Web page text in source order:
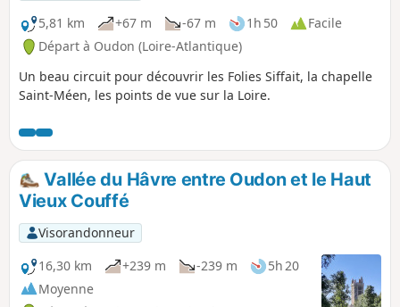
5,81 km
+67 m -67 m 1h 50
Facile
Départ à Oudon (Loire-Atlantique)
Un beau circuit pour découvrir les Folies Siffait, la chapelle
Saint-Méen, les points de vue sur la Loire.
Vallée du Hâvre entre Oudon et le Haut
Vieux Couffé
Visorandonneur
16,30 km
+239 m -239 m
5h 20
Moyenne